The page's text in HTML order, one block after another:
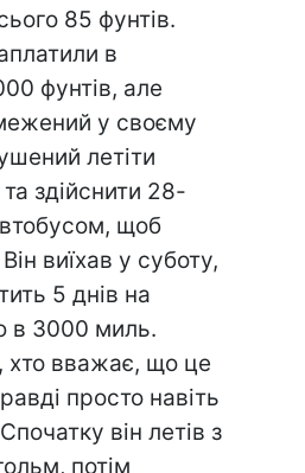
85 фунтів.
в
фунтів, але
у своєму
летіти
здійснити 28-
щоб
виїхав у суботу,
5 днів на
в 3000 миль.
хто вважає, що це
просто навіть
він летів з
потім